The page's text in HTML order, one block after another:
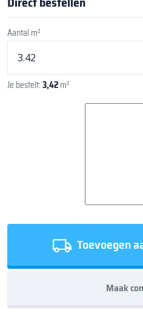
Aantal m²
Je bestelt:3,42m²
Toevoegen
Maak